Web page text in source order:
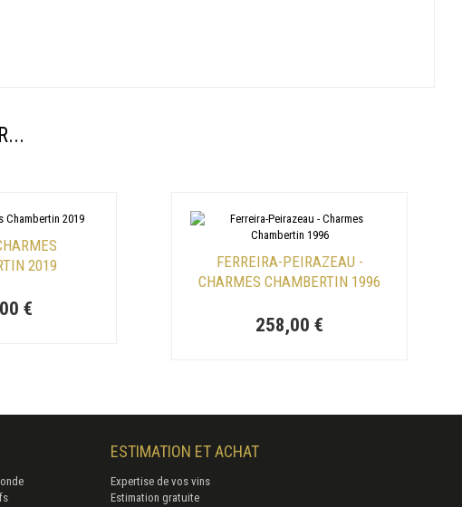
2019
€
FERREIRA-PEIRAZEAU -
CHARMES CHAMBERTIN 1996
258,00 €
ESTIMATION ET ACHAT
Expertise de vos vins
Estimation gratuite